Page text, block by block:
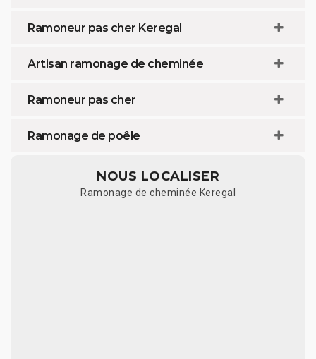
Ramoneur pas cher Keregal
Artisan ramonage de cheminée
Ramoneur pas cher
Ramonage de poêle
NOUS LOCALISER
Ramonage de cheminée Keregal